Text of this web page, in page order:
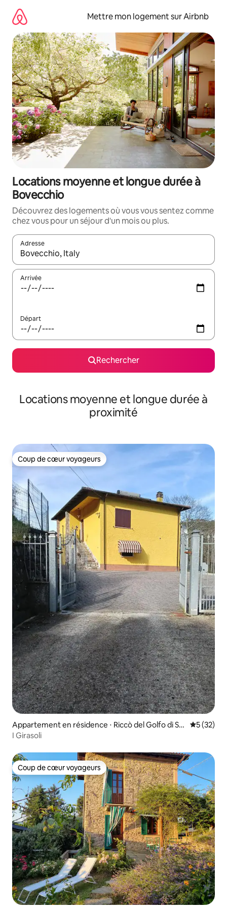
directement
contenu
Mettre mon logement sur Airbnb
Locations moyenne et longue durée à
Bovecchio
Découvrez des logements où vous vous sentez comme
chez vous pour un séjour d'un mois ou plus.
Adresse
Lorsque les résultats s'affichent, utilisez les flèches vers le
Arrivée
Départ
Rechercher
Locations moyenne et longue durée à
proximité
Coup de cœur voyageurs
Coup de cœur voyageurs
Appartement en résidence ⋅ Riccò del Golfo di Sp
ezia
5 (32)
I Girasoli
Coup de cœur voyageurs
Coup de cœur voyageurs